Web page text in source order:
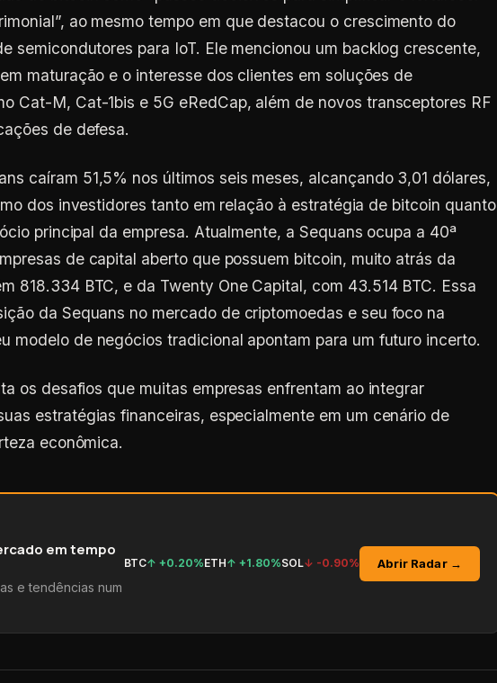
ao mesmo tempo em que destacou o crescimento do
semicondutores para IoT. Ele mencionou um backlog crescente,
maturação e o interesse dos clientes em soluções de
Cat-M, Cat-1bis e 5G eRedCap, além de novos transceptores RF
de defesa.
caíram 51,5% nos últimos seis meses, alcançando 3,01 dólares,
dos investidores tanto em relação à estratégia de bitcoin quanto
principal da empresa. Atualmente, a Sequans ocupa a 40ª
de capital aberto que possuem bitcoin, muito atrás da
818.334 BTC, e da Twenty One Capital, com 43.514 BTC. Essa
da Sequans no mercado de criptomoedas e seu foco na
modelo de negócios tradicional apontam para um futuro incerto.
os desafios que muitas empresas enfrentam ao integrar
estratégias financeiras, especialmente em um cenário de
econômica.
em tempo
e tendências num
BTC↑ +0.20% ETH ↑ +1.80% SOL ↓ -0.90% Abrir Radar →